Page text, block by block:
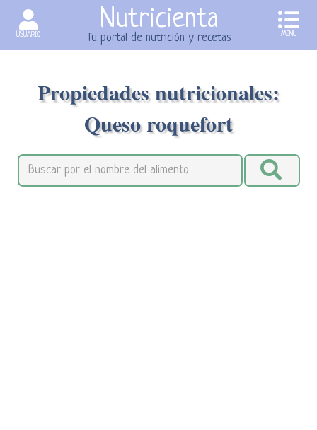
USUARIO
Nutricienta
Tu portal de nutrición y recetas MENU
Propiedades nutricionales:
Queso roquefort